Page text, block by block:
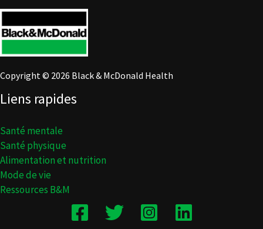
Copyright © 2026 Black & McDonald Health
Liens rapides
Santé mentale
Santé physique
Alimentation et nutrition
Mode de vie
Ressources B&M